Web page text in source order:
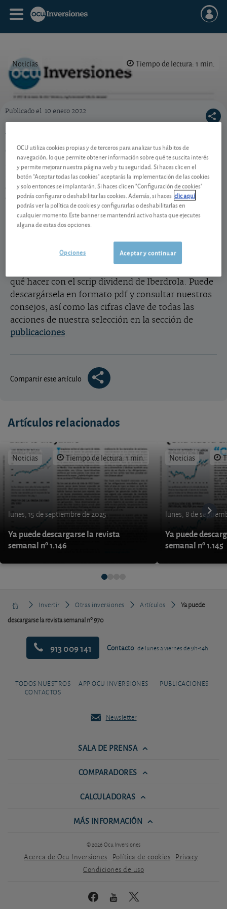
Noticias Tiempo de lectura: 1 min.
Publicado el 10 enero 2022
Ya puede descargarse la revista semanal nº
970
Si quiere descargarse el pdf de nuestra revista
semanal de OCU Inversiones nº 970 y el Suplemento
de acciones, ya están ambos disponibles en la sección
de publicaciones.
Acabamos de cerrar nuestra revista semanal nº
970. Entre otros contenidos, analizamos las
perspectivas del grupo Autodesk, que podría estar
qué hacer con el scrip dividend de Iberdrola. Puede
descargársela en formato pdf y consultar nuestros
consejos, así como las cifras clave de todas las
acciones de nuestra selección en la sección de
publicaciones.
Compartir este artículo
Artículos relacionados
Noticias Tiempo de lectura: 1 min.
lunes, 15 de septiembre de 2025
Ya puede descargarse la revista
semanal nº 1.146
Noticias
lunes, 8 de
Ya puede
semanal nº 1.145
Invertir Otras inversiones Artículos
Ya puede
descargarse la revista semanal nº 970
913 009 141 Contacto de lunes a viernes de 9h-14h
TODOS NUESTROS
CONTACTOS
APP OCU INVERSIONES PUBLICACIONES
Newsletter
SALA DE PRENSA
COMPARADORES
CALCULADORAS
MÁS INFORMACIÓN
© 2026 Ocu Inversiones
Acerca de Ocu Inversiones Política de cookies Privacy
Condiciones de uso
OCU utiliza cookies propias y de terceros para analizar tus hábitos de
navegación, lo que permite obtener información sobre qué te suscita interés
y permite mejorar nuestra página web y tu seguridad. Si haces clic en el
botón "Aceptar todas las cookies" aceptarás la implementación de las cookies
y solo entonces se implantarán. Si haces clic en "Configuración de cookies"
podrás configurar o deshabilitar las cookies. Además, si haces clic aquí
podrás ver la política de cookies y configurarlas o deshabilitarlas en
cualquier momento. Este banner se mantendrá activo hasta que ejecutes
alguna de estas dos opciones.
Aceptar y continuar
Opciones